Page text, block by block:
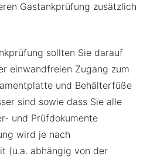
Gastankprüfung zusätzlich
sollten Sie darauf
einwandfreien Zugang zum
und Behälterfüße
sind sowie dass Sie alle
und Prüfdokumente
wird je nach
(u.a. abhängig von der